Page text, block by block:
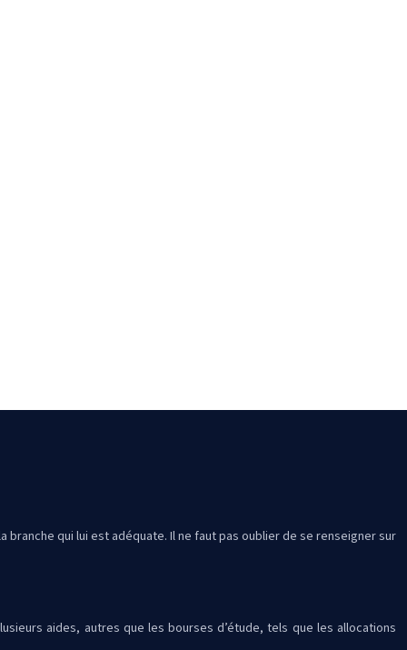
qui lui est adéquate. Il ne faut pas oublier de se renseigner sur
aides, autres que les bourses d’étude, tels que les allocations